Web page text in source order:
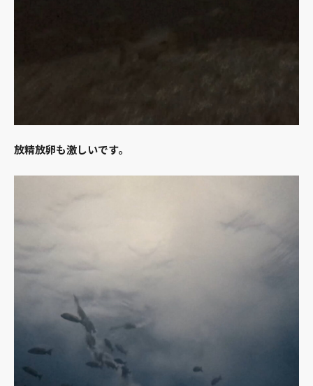
放精放卵も激しいです。